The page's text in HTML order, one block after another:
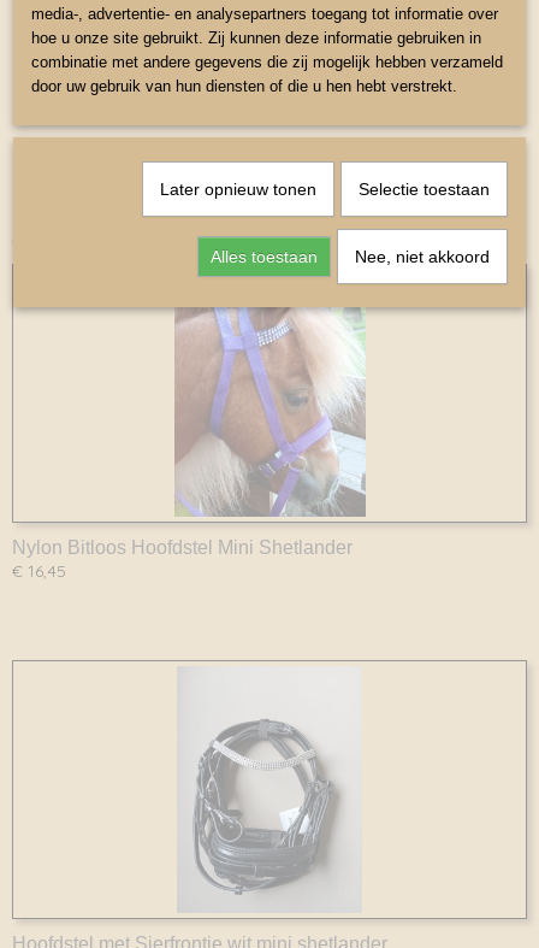
Maat mini mini Shetlander
Bakstuk Klein 17 cm te vergroten tot 22cm
Neusomvang Klein 40cm te vergroten tot 46 cm
Nylon Bitloos Hoofdstel Mini Shetlander
€ 16,45
Hoofdstel met Sierfrontje wit mini shetlander
media-, advertentie- en analysepartners toegang tot informatie over
hoe u onze site gebruikt. Zij kunnen deze informatie gebruiken in
combinatie met andere gegevens die zij mogelijk hebben verzameld
door uw gebruik van hun diensten of die u hen hebt verstrekt.
Later opnieuw tonen Selectie toestaan
Alles toestaan Nee, niet akkoord